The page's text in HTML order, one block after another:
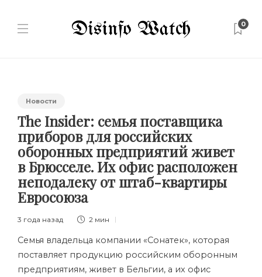
0
Новости
The Insider: семья поставщика
приборов для российских
оборонных предприятий живет
в Брюсселе. Их офис расположен
неподалеку от штаб-квартиры
Евросоюза
3 года назад 2 мин
Семья владельца компании «Сонатек», которая
поставляет продукцию российским оборонным
предприятиям, живет в Бельгии, а их офис